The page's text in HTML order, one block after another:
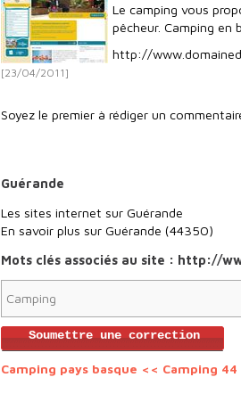
Le camping vous
pêcheur. Camping en
http://
[23/04/2011]
Soyez le premier à rédiger un
Guérande
Les sites internet sur Guérande
En savoir plus sur Guérande (44350)
Mots clés associés au site : http://
Camping
Soumettre une correction
Camping pays basque << Camping 44